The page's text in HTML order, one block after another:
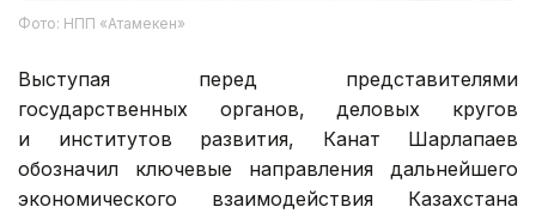
Фото: НПП «Атамекен»
Выступая перед представителями
государственных органов, деловых кругов
и институтов развития, Канат Шарлапаев
обозначил ключевые направления дальнейшего
экономического взаимодействия Казахстана